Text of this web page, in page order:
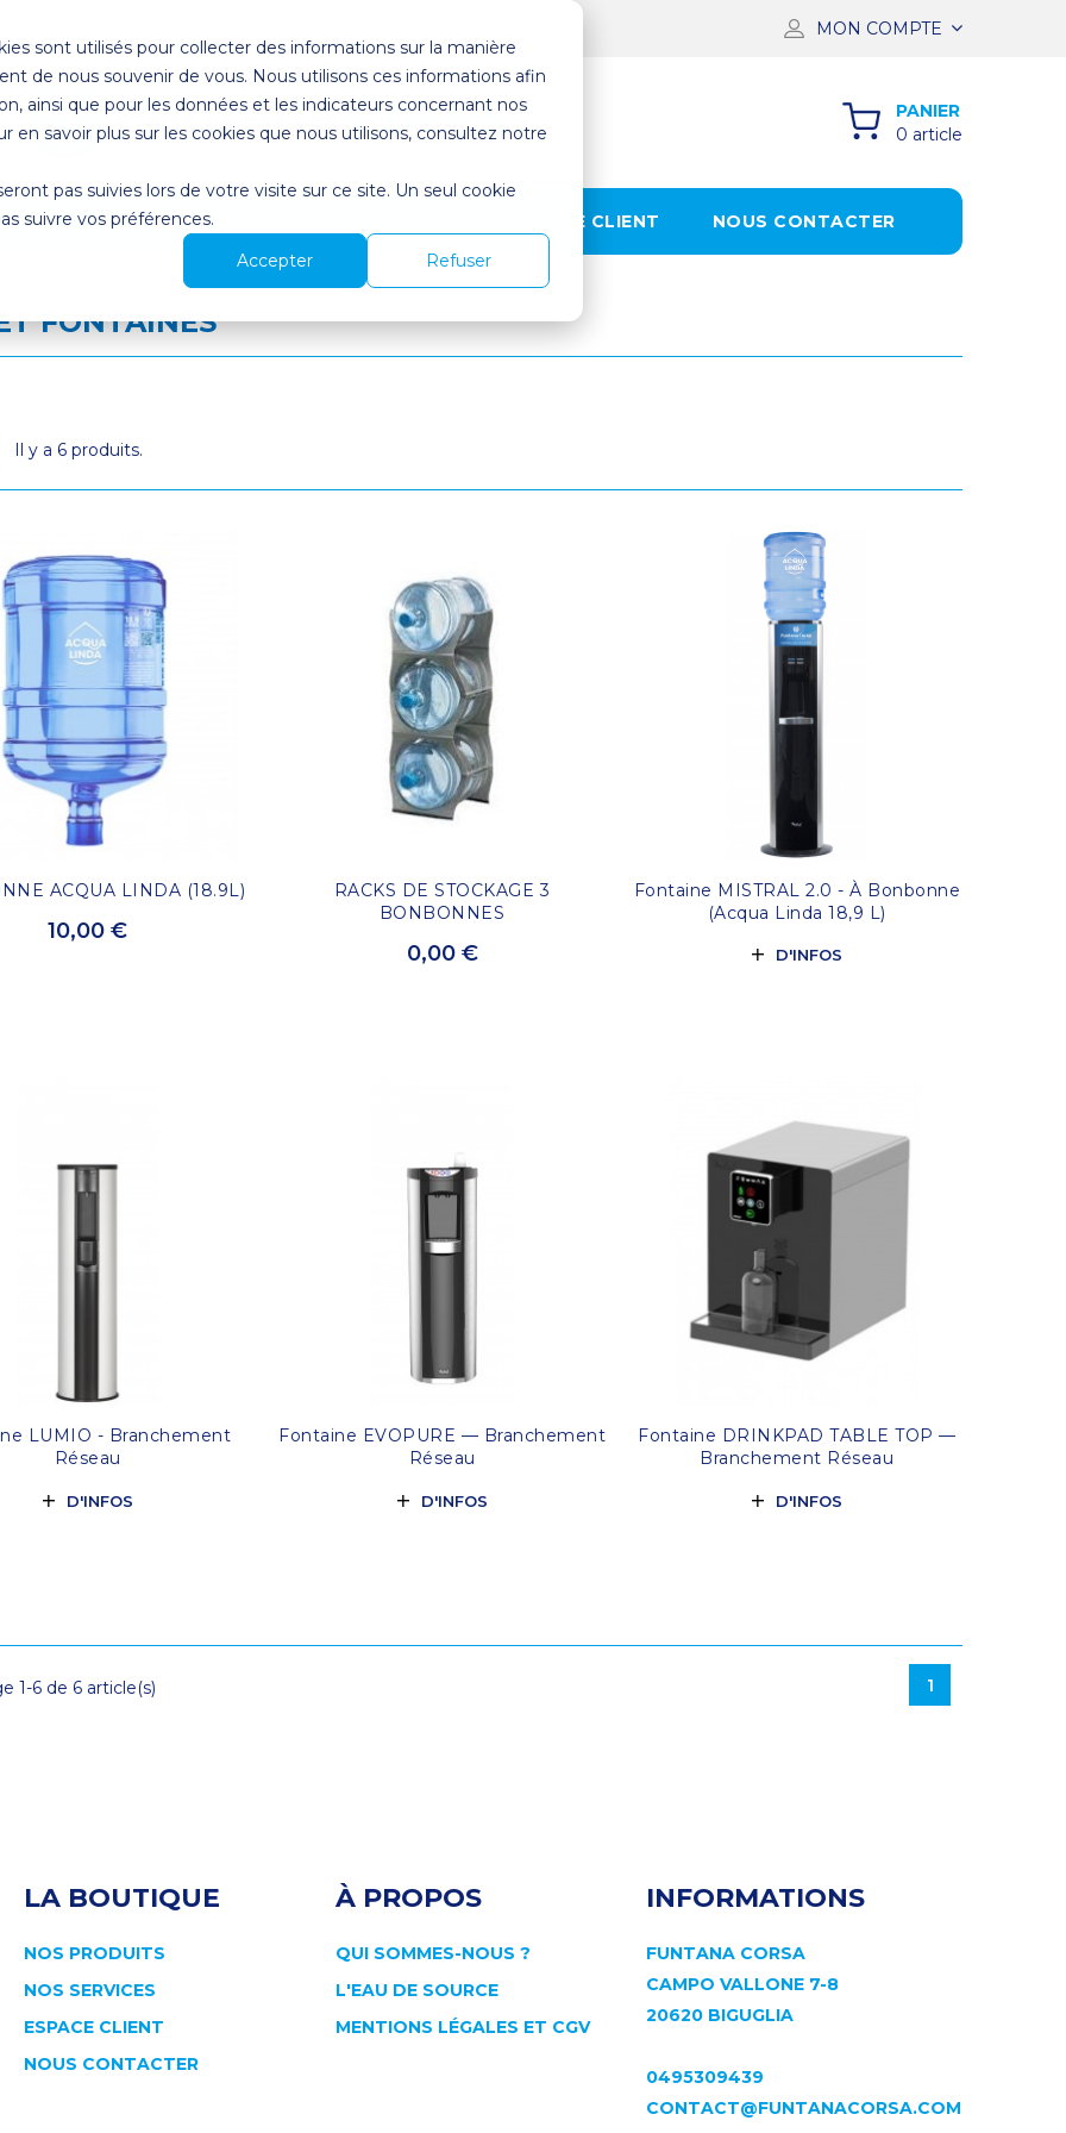
sont utilisés pour collecter des informations sur la manière
de nous souvenir de vous. Nous utilisons ces informations afin
ainsi que pour les données et les indicateurs concernant nos
en savoir plus sur les cookies que nous utilisons, consultez notre
pas suivies lors de votre visite sur ce site. Un seul cookie
suivre vos préférences.
Accepter
Refuser
MON COMPTE
PANIER
0 article
NOS SERVICES ESPACE CLIENT NOUS CONTACTER
FONTAINES
Il y a 6 produits.
ACQUA LINDA (18.9L)
10,00 €
RACKS DE STOCKAGE 3
BONBONNES
0,00 €
Fontaine MISTRAL 2.0 - À Bonbonne
(Acqua Linda 18,9 L)
D'INFOS
LUMIO - Branchement
Réseau
D'INFOS
Fontaine EVOPURE — Branchement
Réseau
D'INFOS
Fontaine DRINKPAD TABLE TOP —
Branchement Réseau
D'INFOS
1-6 de 6 article(s) 1
LA BOUTIQUE
NOS PRODUITS
NOS SERVICES
ESPACE CLIENT
NOUS CONTACTER
À PROPOS
QUI SOMMES-NOUS ?
L'EAU DE SOURCE
MENTIONS LÉGALES ET CGV
INFORMATIONS
FUNTANA CORSA
CAMPO VALLONE 7-8
20620 BIGUGLIA
0495309439
CONTACT@FUNTANACORSA.COM